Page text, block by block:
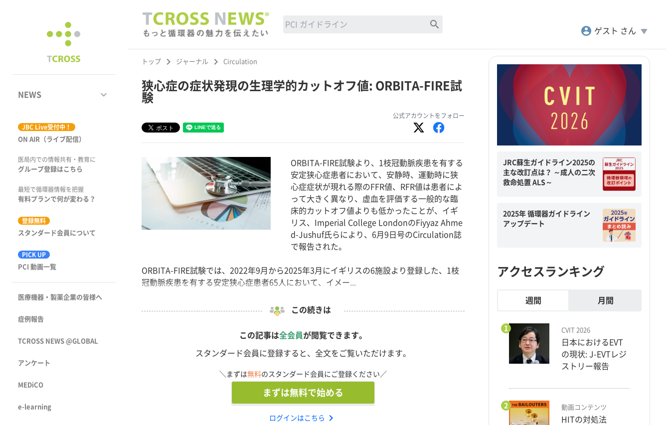
NEWS keyboard_arrow_down
ジャーナル
動画コンテンツ
市場トピックス
JBC Live受付中！
ON AIR（ライブ配信）
医局内での情報共有・教育に
グループ登録はこちら
最短で循環器情報を把握
有料プランで何が変わる？
登録無料
スタンダード会員について
PICK UP
PCI 動画一覧
医療機器・製薬企業の皆様へ
症例報告
TCROSS NEWS @GLOBAL
アンケート
MEDiCO
e-learning
search
account_circle ゲスト さん play_arrow
トップ keyboard_arrow_right ジャーナル keyboard_arrow_right Circulation
狭心症の症状発現の生理学的カットオフ値: ORBITA-FIRE試
験
公式アカウントをフォロー
ORBITA-FIRE試験より、1枝冠動脈疾患を有する
安定狭心症患者において、安静時、運動時に狭
心症症状が現れる際のFFR値、RFR値は患者によ
って大きく異なり、虚血を評価する一般的な臨
床的カットオフ値よりも低かったことが、イギ
リス、Imperial College LondonのFiyyaz Ahme
d-Jushuf氏らにより、6月9日号のCirculation誌
で報告された。
ORBITA-FIRE試験では、2022年9月から2025年3月にイギリスの6施設より登録した、1枝
冠動脈疾患を有する安定狭心症患者65人において、イメー...
この続きは
この記事は全会員が閲覧できます。
スタンダード会員に登録すると、全文をご覧いただけます。
＼まずは無料のスタンダード会員にご登録ください／
まずは無料で始める
ログインはこちら chevron_right
JRC蘇生ガイドライン2025の
主な改訂点は？ ～成人の二次
救命処置 ALS～
2025年 循環器ガイドライン
アップデート
アクセスランキング
週間 月間
1 CVIT 2026
日本におけるEVT
の現状: J-EVTレジ
ストリー報告
2 動画コンテンツ
HITの対処法